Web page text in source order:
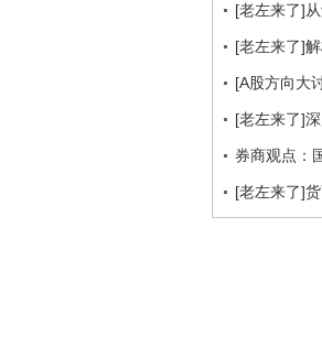
[老左来了]
[老左来了]
[A股方向大
[老左来了]
券商观点：
[老左来了]